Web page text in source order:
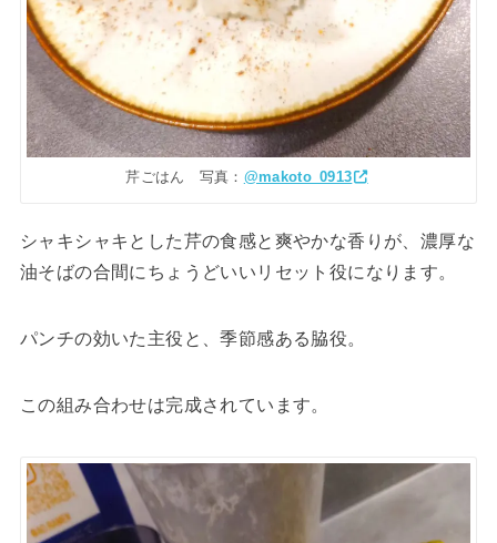
芹ごはん 写真： @makoto_0913
シャキシャキとした芹の食感と爽やかな香りが、濃厚な
油そばの合間にちょうどいいリセット役になります。
パンチの効いた主役と、季節感ある脇役。
この組み合わせは完成されています。